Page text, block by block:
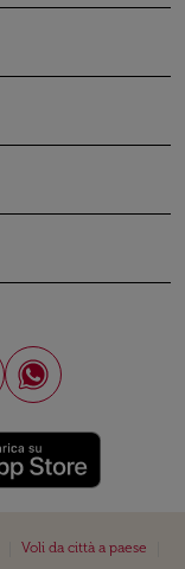
Voli da città a paese